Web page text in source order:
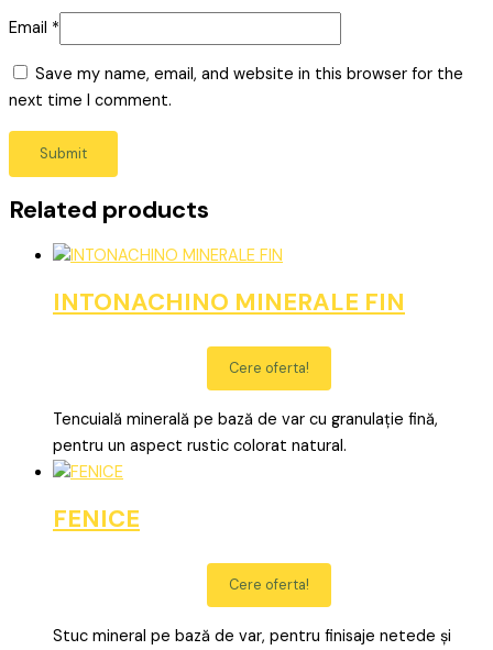
Email *
Save my name, email, and website in this browser for the
next time I comment.
Related products
INTONACHINO MINERALE FIN
Cere oferta!
Tencuială minerală pe bază de var cu granulație fină,
pentru un aspect rustic colorat natural.
FENICE
Cere oferta!
Stuc mineral pe bază de var, pentru finisaje netede și